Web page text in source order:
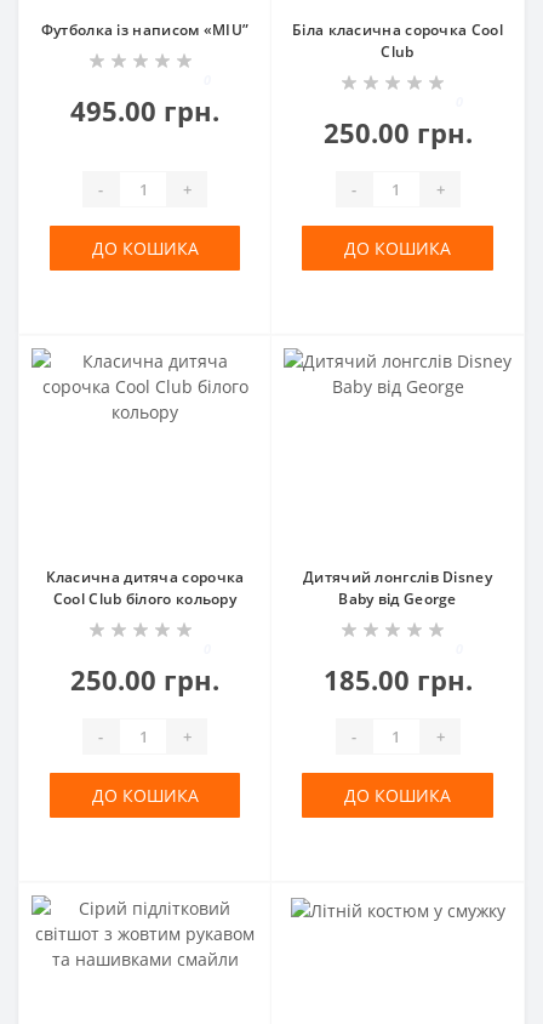
Футболка із написом «MIU”
495.00 грн.
- +
ДО КОШИКА
Біла класична сорочка Cool
Club
250.00 грн.
- +
ДО КОШИКА
Класична дитяча сорочка
Cool Club білого кольору
250.00 грн.
- +
ДО КОШИКА
Дитячий лонгслів Disney
Baby від George
185.00 грн.
- +
ДО КОШИКА